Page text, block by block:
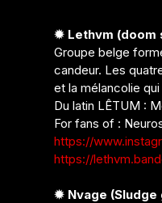
✹ Lethvm (doom
Groupe belge
candeur. Les
et la mélancolie
Du latin LÊTUM :
For fans of :
https://
https://
✹ Nvage